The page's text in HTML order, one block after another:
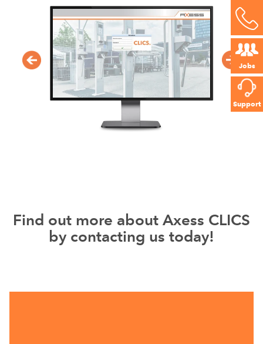
Jobs
Support
Find out more about Axess CLICS
by contacting us today!